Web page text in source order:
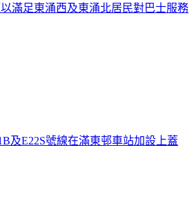
滿足東涌西及東涌北居民對巴士服務
及E22S號線在滿東邨車站加設上蓋